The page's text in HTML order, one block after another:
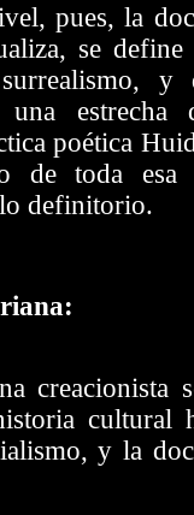
pues, la
se
una estrecha
poética
de toda esa
definitorio.
creacionista
cultural
y la